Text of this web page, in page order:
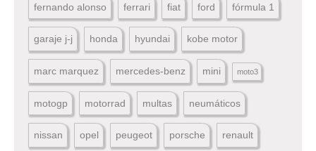
fernando alonso ferrari fiat ford fórmula 1
garaje j-j honda hyundai kobe motor
marc marquez mercedes-benz mini moto3
motogp motorrad multas neumáticos
nissan opel peugeot porsche renault